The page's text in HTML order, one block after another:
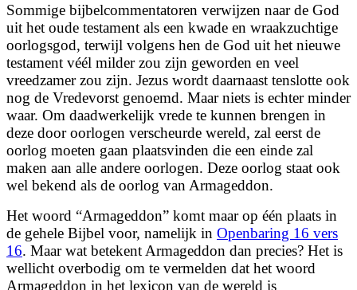
Sommige bijbelcommentatoren verwijzen naar de God
uit het oude testament als een kwade en wraakzuchtige
oorlogsgod, terwijl volgens hen de God uit het nieuwe
testament véél milder zou zijn geworden en veel
vreedzamer zou zijn. Jezus wordt daarnaast tenslotte ook
nog de Vredevorst genoemd. Maar niets is echter minder
waar. Om daadwerkelijk vrede te kunnen brengen in
deze door oorlogen verscheurde wereld, zal eerst de
oorlog moeten gaan plaatsvinden die een einde zal
maken aan alle andere oorlogen. Deze oorlog staat ook
wel bekend als de oorlog van Armageddon.
Het woord “Armageddon” komt maar op één plaats in
de gehele Bijbel voor, namelijk in Openbaring 16 vers
16. Maar wat betekent Armageddon dan precies? Het is
wellicht overbodig om te vermelden dat het woord
Armageddon in het lexicon van de wereld is